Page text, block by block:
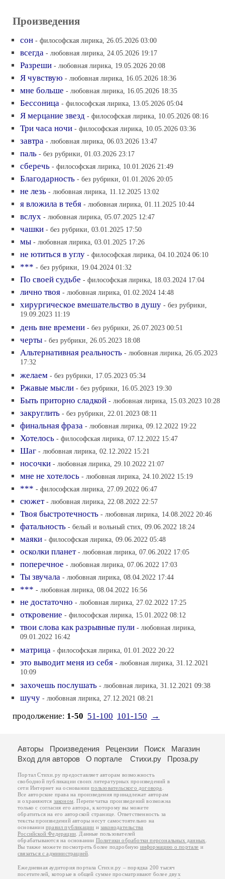
Произведения
сон - философская лирика, 26.05.2026 03:00
всегда - любовная лирика, 24.05.2026 19:17
Разреши - любовная лирика, 19.05.2026 20:08
Я чувствую - любовная лирика, 16.05.2026 18:36
мне больше - любовная лирика, 16.05.2026 18:35
Бессоница - философская лирика, 13.05.2026 05:04
Я мерцание звезд - философская лирика, 10.05.2026 08:16
Три часа ночи - философская лирика, 10.05.2026 03:36
завтра - любовная лирика, 06.03.2026 13:47
паль - без рубрики, 01.03.2026 23:17
сберечь - философская лирика, 10.01.2026 21:49
Благодарность - без рубрики, 01.01.2026 20:05
не лезь - любовная лирика, 11.12.2025 13:02
я вложила в тебя - любовная лирика, 01.11.2025 10:44
вслух - любовная лирика, 05.07.2025 12:47
чашки - без рубрики, 03.01.2025 17:50
мы - любовная лирика, 03.01.2025 17:26
не ютиться в углу - философская лирика, 04.10.2024 06:10
*** - без рубрики, 19.04.2024 01:32
По своей судьбе - философская лирика, 18.03.2024 17:04
лично твоя - любовная лирика, 01.02.2024 14:48
хирургическое вмешательство в душу - без рубрики,
19.09.2023 11:19
день вне времени - без рубрики, 26.07.2023 00:51
черты - без рубрики, 26.05.2023 18:08
Альтернативная реальность - любовная лирика, 26.05.2023
17:32
желаем - без рубрики, 17.05.2023 05:34
Ржавые мысли - без рубрики, 16.05.2023 19:30
Быть приторно сладкой - любовная лирика, 15.03.2023 10:28
закруглить - без рубрики, 22.01.2023 08:11
финальная фраза - любовная лирика, 09.12.2022 19:22
Хотелось - философская лирика, 07.12.2022 15:47
Шаг - любовная лирика, 02.12.2022 15:21
носочки - любовная лирика, 29.10.2022 21:07
мне не хотелось - любовная лирика, 24.10.2022 15:19
*** - философская лирика, 27.09.2022 06:47
сюжет - любовная лирика, 22.08.2022 22:57
Твоя быстротечность - любовная лирика, 14.08.2022 20:46
фатальность - белый и вольный стих, 09.06.2022 18:24
маяки - философская лирика, 09.06.2022 05:48
осколки планет - любовная лирика, 07.06.2022 17:05
поперечное - любовная лирика, 07.06.2022 17:03
Ты звучала - любовная лирика, 08.04.2022 17:44
*** - любовная лирика, 08.04.2022 16:56
не достаточно - любовная лирика, 27.02.2022 17:25
откровение - философская лирика, 15.01.2022 08:12
твои слова как разрывные пули - любовная лирика,
09.01.2022 16:42
матрица - философская лирика, 01.01.2022 20:22
это выводит меня из себя - любовная лирика, 31.12.2021
10:09
захочешь послушать - любовная лирика, 31.12.2021 09:38
шучу - любовная лирика, 27.12.2021 08:21
продолжение: 1-50 51-100 101-150 →
Авторы Произведения Рецензии Поиск
Магазин
Вход для авторов
О портале Стихи.ру Проза.ру
Портал Стихи.ру предоставляет авторам возможность
свободной публикации своих литературных произведений в
сети Интернет на основаниипользовательского договора
Все авторские права на произведения принадлежат авторам
и охраняются законом . Перепечатка произведений возможна
только с согласия его автора, к которому вы можете
обратиться на его авторской странице. Ответственность за
тексты произведений авторы несут самостоятельно на
основанииправил публикации изаконодательства
Российской Федерации . Данные пользователей
обрабатываются на основании Политики обработки персональных данных
Вы также можете посмотреть более подробную информацию о портале и
связаться с администрацией
Ежедневная аудитория портала Стихи.ру – порядка 200 тысяч
посетителей, которые в общей сумме просматривают более двух